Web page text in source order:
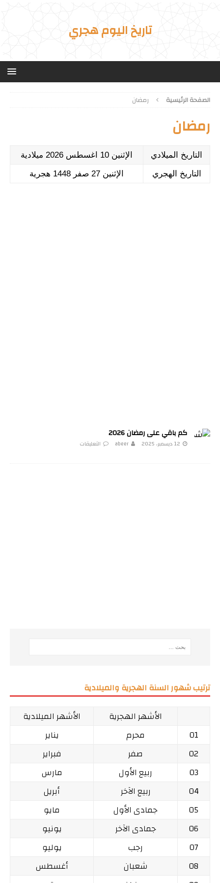
تاريخ اليوم هجري
الصفحة الرئيسية رمضان
رمضان
التاريخ الميلادي
الإثنين 10 اغسطس 2026 ميلادية
التاريخ الهجري
الإثنين 27 صفر 1448 هجرية
كم باقي على رمضان 2026
12 ديسمبر، 2025 abeer التعليقات
ترتيب شهور السنة الهجرية والميلادية
الأشهر الهجرية
الأشهر الميلادية
01
محرم
يناير
02
صفر
فبراير
03
ربيع الأول
مارس
04
ربيع الآخر
أبريل
05
جمادى الأول
مايو
06
جمادى الآخر
يونيو
07
رجب
يوليو
08
شعبان
أغسطس